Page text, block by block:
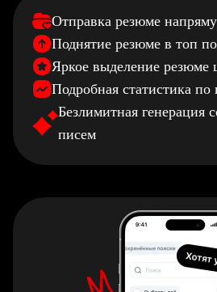
Отправка резюме
Поднятие резюме в топ
Яркое выделение резюме
Подробная статистика по
Безлимитная генерация
писем